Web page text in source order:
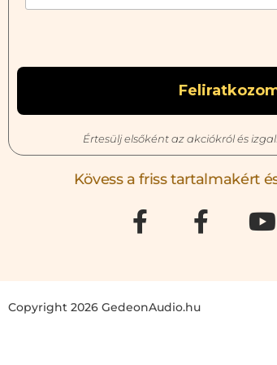
Értesülj elsőként az akciókról és
Kövess a friss tartalmakért
Copyright 2026 GedeonAudio.hu